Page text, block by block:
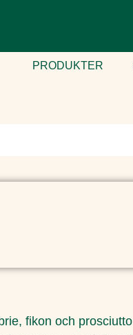
PRODUKTER
fikon och prosciutto